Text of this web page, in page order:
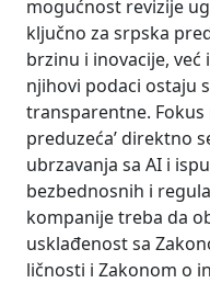
mogućnost revizije
ključno za srpska
brzinu i inovacije,
njihovi podaci ostaju
transparentne. Fokus
preduzeća’ direktno
ubrzavanja sa AI i
bezbednosnih i
kompanije treba da
usklađenost sa
ličnosti i Zakonom o